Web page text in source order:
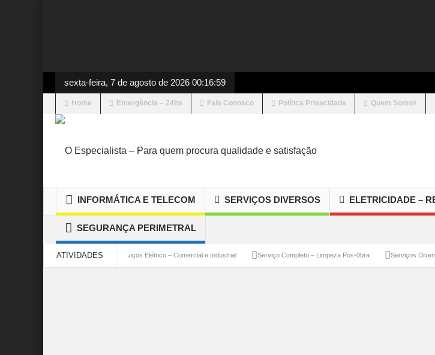
sexta-feira, 7 de agosto de 2026 00:16:59
Home Emergência – 24hs Fale Conosco Política Privacidade Quem Somos
INFORMÁTICA E TELECOM SERVIÇOS DIVERSOS ELETRICIDADE –
SEGURANÇA PERIMETRAL
ATIVIDADES
de CFTV Serviços Elétrico – Comercial e Industrial Serviço Completo – Limpeza Pos-0bra Serviços Diversos –